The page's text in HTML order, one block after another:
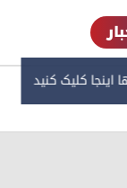
اینجا کلیک کنید